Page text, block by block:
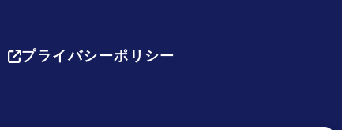
プライバシーポリシー